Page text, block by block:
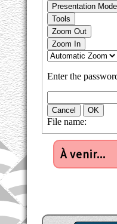
À venir...